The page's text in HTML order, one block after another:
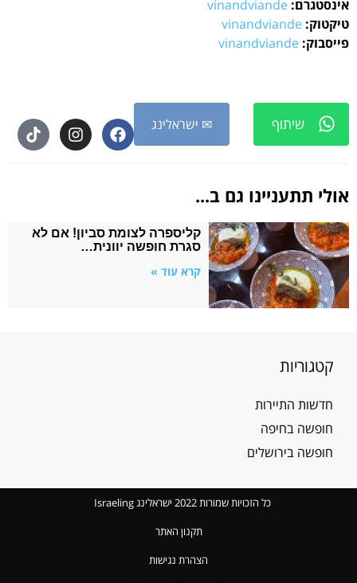
אינסטגרם: vinandviande
טיקטוק: vinandviande
פייסבוק: vinandviande
שיתוף ✉ ישראלינג
אולי תתעניינו גם ב...
קליספרה לצומת סביון! אם לא
סגרת חופשה יוונית…
קרא עוד »
קטגוריות
חדשות התיירות
חופשה בחיפה
חופשה בירושלים
כל הזכויות שמורות 2022 ישראלינג Israeling
תקנון האתר
הצהרת נגישות